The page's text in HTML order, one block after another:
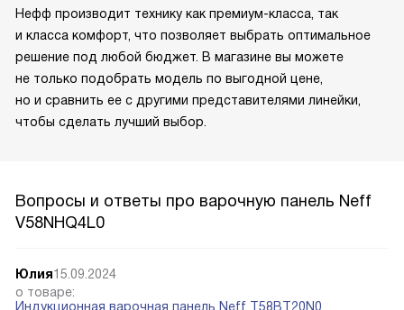
Нефф производит технику как премиум-класса, так
и класса комфорт, что позволяет выбрать оптимальное
решение под любой бюджет. В магазине вы можете
не только подобрать модель по выгодной цене,
но и сравнить ее с другими представителями линейки,
чтобы сделать лучший выбор.
Вопросы и ответы про варочную панель Neff
V58NHQ4L0
Юлия15.09.2024
о товаре:
Индукционная варочная панель Neff T58BT20N0